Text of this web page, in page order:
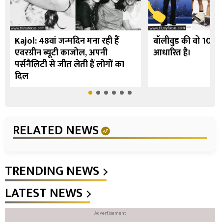
Kajol: 48वां जन्मदिन मना रही हैं
एवरग्रीन ब्यूटी काजोल, अपनी
पर्सनैलिटी से जीत लेती हैं लोगों का
दिल
बॉलीवुड की वो 10
आधारित है।
RELATED NEWS
TRENDING NEWS
LATEST NEWS